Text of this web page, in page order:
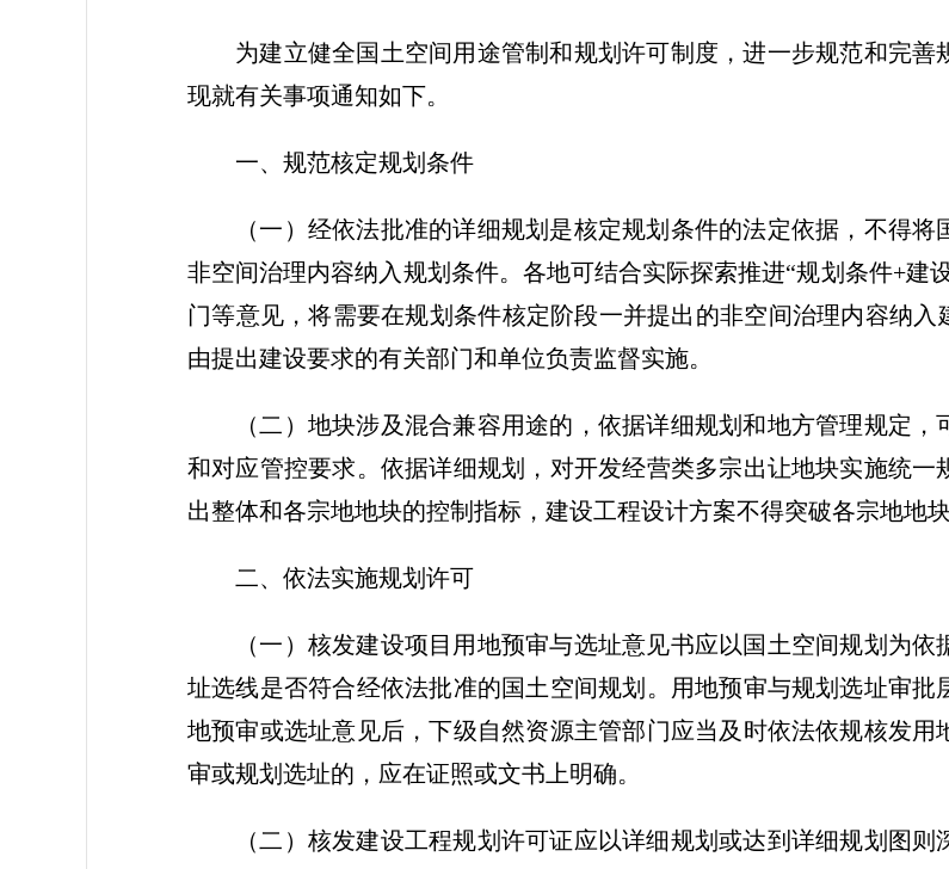
为建立健全国土空间用途管制和规划许可制度，进一步规范和完善
现就有关事项通知如下。
一、规范核定规划条件
（一）经依法批准的详细规划是核定规划条件的法定依据，不得
非空间治理内容纳入规划条件。各地可结合实际探索推进“规划条件+建
门等意见，将需要在规划条件核定阶段一并提出的非空间治理内容纳入
由提出建设要求的有关部门和单位负责监督实施。
（二）地块涉及混合兼容用途的，依据详细规划和地方管理规定
和对应管控要求。依据详细规划，对开发经营类多宗出让地块实施统
出整体和各宗地地块的控制指标，建设工程设计方案不得突破各宗地地块
二、依法实施规划许可
（一）核发建设项目用地预审与选址意见书应以国土空间规划为
址选线是否符合经依法批准的国土空间规划。用地预审与规划选址审
地预审或选址意见后，下级自然资源主管部门应当及时依法依规核发
审或规划选址的，应在证照或文书上明确。
（二）核发建设工程规划许可证应以详细规划或达到详细规划图